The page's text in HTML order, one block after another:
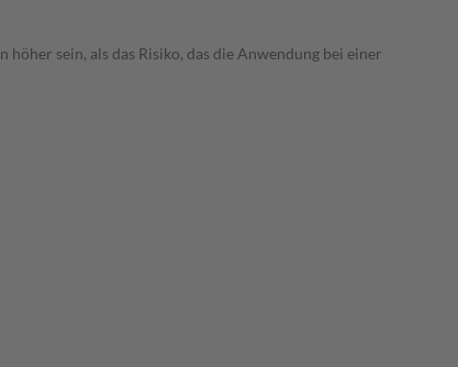
sein, als das Risiko, das die Anwendung bei einer